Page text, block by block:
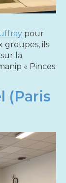
pour
groupes, ils
la
« Pinces
(Paris